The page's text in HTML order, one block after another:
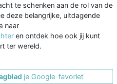
te schenken aan de rol van de
deze belangrijke, uitdagende
naar
en ontdek hoe ook jij kunt
ter wereld.
je Google-favoriet